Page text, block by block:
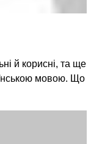
й корисні, та ще
мовою. Що